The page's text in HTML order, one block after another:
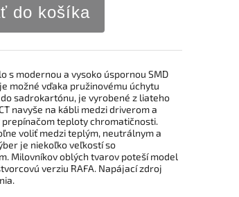
do košíka
s modernou a vysoko úspornou SMD
možné vďaka pružinovému úchytu
sadrokartónu, je vyrobené z liateho
navyše na kábli medzi driverom a
prepínačom teploty chromatičnosti.
voliť medzi teplým, neutrálnym a
je niekoľko veľkostí so
Milovníkov oblých tvarov poteší model
verziu RAFA. Napájací zdroj